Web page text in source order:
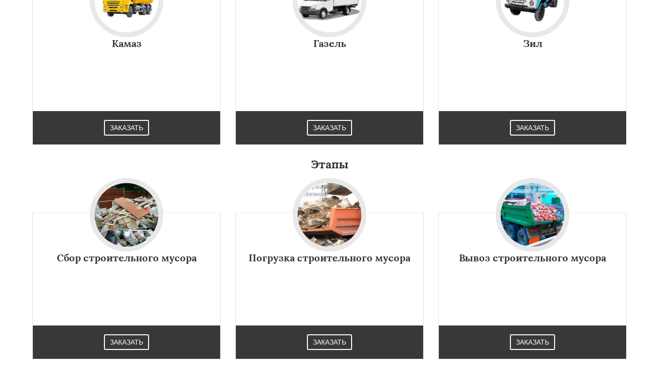
Работаем по
×
Рузф
Электроугли
Андреево Белоомут
Бобров
Большие Вяземы
Камаз
ЗАКАЗАТЬ
Газель
ЗАКАЗАТЬ
Зил
ЗАКАЗАТЬ
Этапы
Сбор строительного мусора
ЗАКАЗАТЬ
Погрузка строительного мусора
ЗАКАЗАТЬ
Вывоз строительного мусора
ЗАКАЗАТЬ
УЗНАТЬ ПОДРОБНЕЕ
Даю согласие на обработку персональных данных